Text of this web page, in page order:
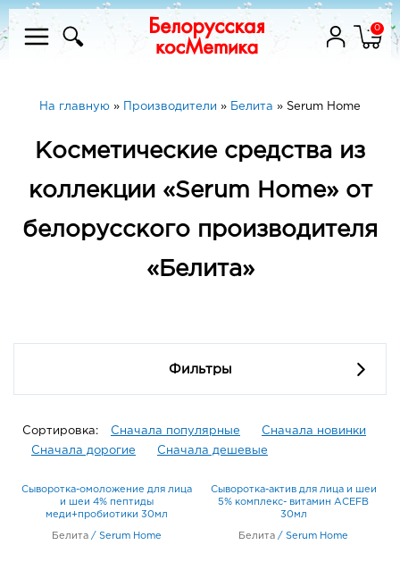
0
На главную » Производители » Белита » Serum Home
Косметические средства из
коллекции «Serum Home» от
белорусского производителя
«Белита»
Фильтры
Сортировка: Сначала популярные
Сначала новинки
Сначала дорогие
Сначала дешевые
Сыворотка-омоложение для лица
и шеи 4% пептиды
меди+пробиотики 30мл
Белита / Serum Home
Сыворотка-актив для лица и шеи
5% комплекс- витамин АСЕFB
30мл
Белита / Serum Home